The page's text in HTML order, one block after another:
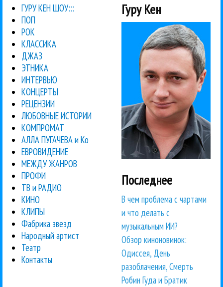
ГУРУ КЕН ШОУ:::
ПОП
РОК
КЛАССИКА
ДЖАЗ
ЭТНИКА
ИНТЕРВЬЮ
КОНЦЕРТЫ
РЕЦЕНЗИИ
ЛЮБОВНЫЕ ИСТОРИИ
КОМПРОМАТ
АЛЛА ПУГАЧЕВА и Ко
ЕВРОВИДЕНИЕ
МЕЖДУ ЖАНРОВ
ПРОФИ
ТВ и РАДИО
КИНО
КЛИПЫ
Фабрика звезд
Народный артист
Театр
Контакты
Гуру Кен
Последнее
В чем проблема с чартами
и что делать с
музыкальным ИИ?
Обзор киноновинок:
Одиссея, День
разоблачения, Смерть
Робин Гуда и Братик